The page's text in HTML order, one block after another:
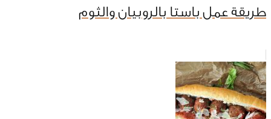
طريقة عمل باستا بالروبيان والثوم